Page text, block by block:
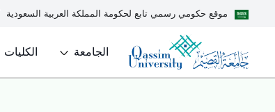
موقع حكومي رسمي تابع لحكومة المملكة العربية السعودية
الجامعة الكليات